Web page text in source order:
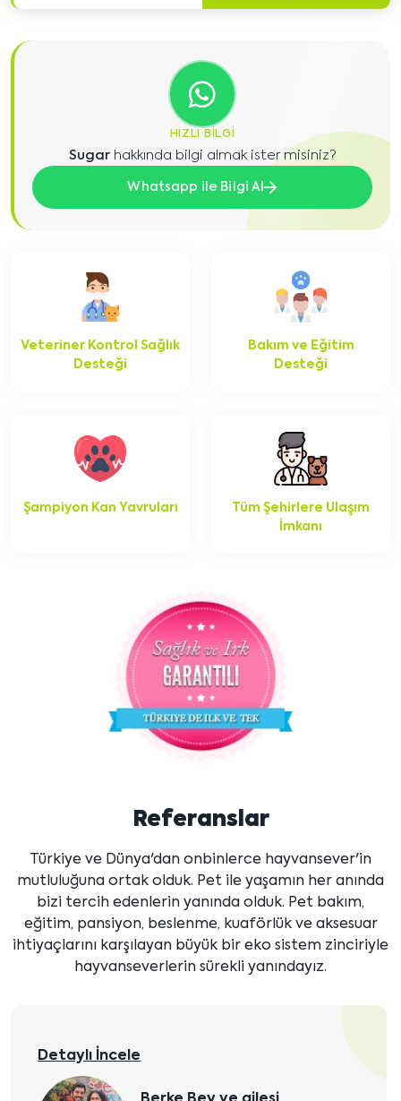
HIZLI BILGI
Sugarhakkında bilgi almak ister misiniz?
Whatsapp ile Bilgi Al
Veteriner Kontrol Sağlık
Desteği
Bakım ve Eğitim
Desteği
Şampiyon Kan Yavruları
Tüm Şehirlere Ulaşım
İmkanı
Referanslar
Türkiye ve Dünya'dan onbinlerce hayvansever'in
mutluluğuna ortak olduk. Pet ile yaşamın her anında
bizi tercih edenlerin yanında olduk. Pet bakım,
eğitim, pansiyon, beslenme, kuaförlük ve aksesuar
ihtiyaçlarını karşılayan büyük bir eko sistem zinciriyle
hayvanseverlerin sürekli yanındayız.